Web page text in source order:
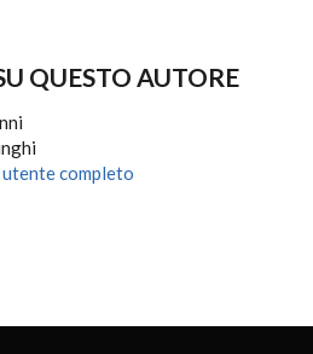
QUESTO AUTORE
completo